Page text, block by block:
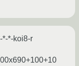
*-*-koi8-r